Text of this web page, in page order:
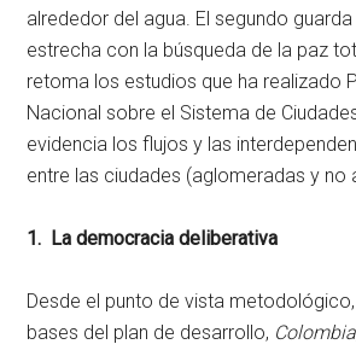
alrededor del agua. El segundo
estrecha con la búsqueda de la paz
retoma los estudios que ha realizado
Nacional sobre el Sistema de
evidencia los flujos y las
entre las ciudades (aglomeradas y no
1. La democracia deliberativa
Desde el punto de vista
bases del plan de desarrollo,